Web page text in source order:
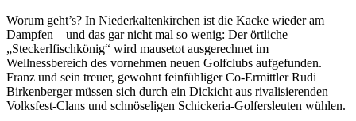
Worum geht’s? In Niederkaltenkirchen ist die Kacke wieder am
Dampfen – und das gar nicht mal so wenig: Der örtliche
„Steckerlfischkönig“ wird mausetot ausgerechnet im
Wellnessbereich des vornehmen neuen Golfclubs aufgefunden.
Franz und sein treuer, gewohnt feinfühliger Co-Ermittler Rudi
Birkenberger müssen sich durch ein Dickicht aus rivalisierenden
Volksfest-Clans und schnöseligen Schickeria-Golfersleuten wühlen.